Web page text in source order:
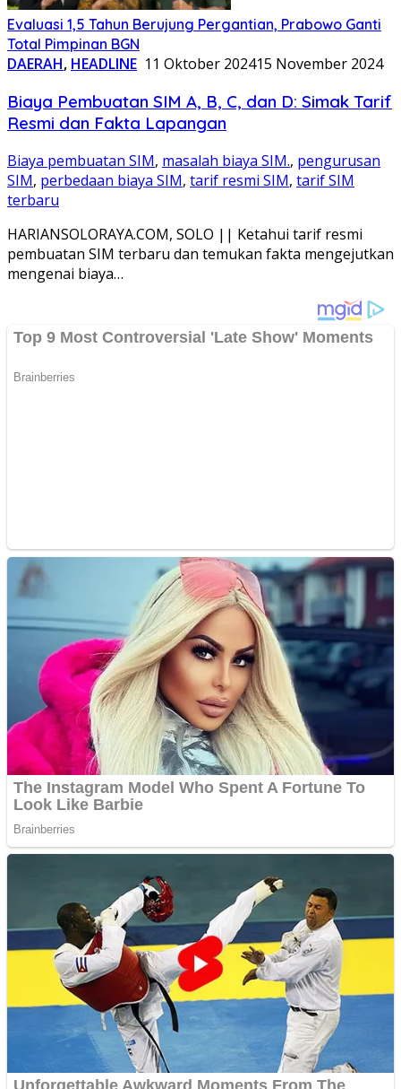
Evaluasi 1,5 Tahun Berujung Pergantian, Prabowo Ganti
Total Pimpinan BGN
DAERAH, HEADLINE 11 Oktober 202415 November 2024
Biaya Pembuatan SIM A, B, C, dan D: Simak Tarif
Resmi dan Fakta Lapangan
Biaya pembuatan SIM, masalah biaya SIM., pengurusan
SIM, perbedaan biaya SIM, tarif resmi SIM, tarif SIM
terbaru
HARIANSOLORAYA.COM, SOLO || Ketahui tarif resmi
pembuatan SIM terbaru dan temukan fakta mengejutkan
mengenai biaya…